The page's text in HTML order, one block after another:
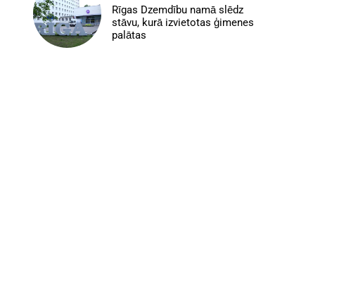
Rīgas Dzemdību namā slēdz
stāvu, kurā izvietotas ģimenes
palātas